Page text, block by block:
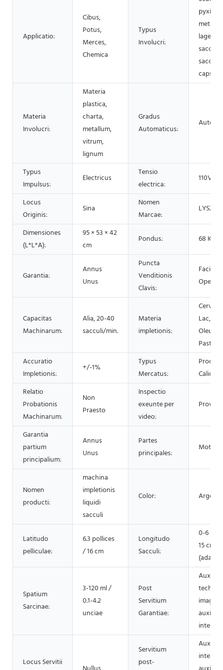
Applicatio:
Cibus,
Potus,
Merces,
Chemica
Typus
Involucri:
pyxides
lagenae,
sacci,
capsa,
Materia
Involucri:
Materia
plastica,
charta,
metallum,
vitrum,
lignum
Gradus
Automaticus:
Typus
Impulsus:
Electricus
Tensio
electrica:
110V/
Locus
Originis:
Sina
Nomen
Marcae:
LYSZ
Dimensiones
(L*L*A):
95 × 53 × 42
cm
Pondus: 68 KG
Garantia:
Annus
Unus
Puncta
Venditionis
Clavis:
Facile
Capacitas
Machinarum:
Alia, 20-40
sacculi/min.
Materia
impletionis:
Lac,
Oleum,
Pasta
Accuratio
Impletionis:
+/-1%
Typus
Mercatus:
Relatio
Probationis
Machinarum:
Non
Praesto
Inspectio
exeunte per
video:
Garantia
partium
principalium:
Annus
Unus
Partes
principales:
Motor
Nomen
producti:
machina
impletionis
liquidi
sacculi
Color:
Latitudo
pelliculae:
6.3 pollices
/ 16 cm
Longitudo
Sacculi:
0-6
15 cm
Spatium
Sarcinae:
3-120 ml /
0.1-4.2
unciae
Post
Servitium
Garantiae:
auxilium
Locus Servitii
Servitium
post-